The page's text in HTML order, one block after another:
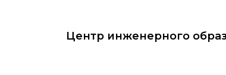
Центр инженерного